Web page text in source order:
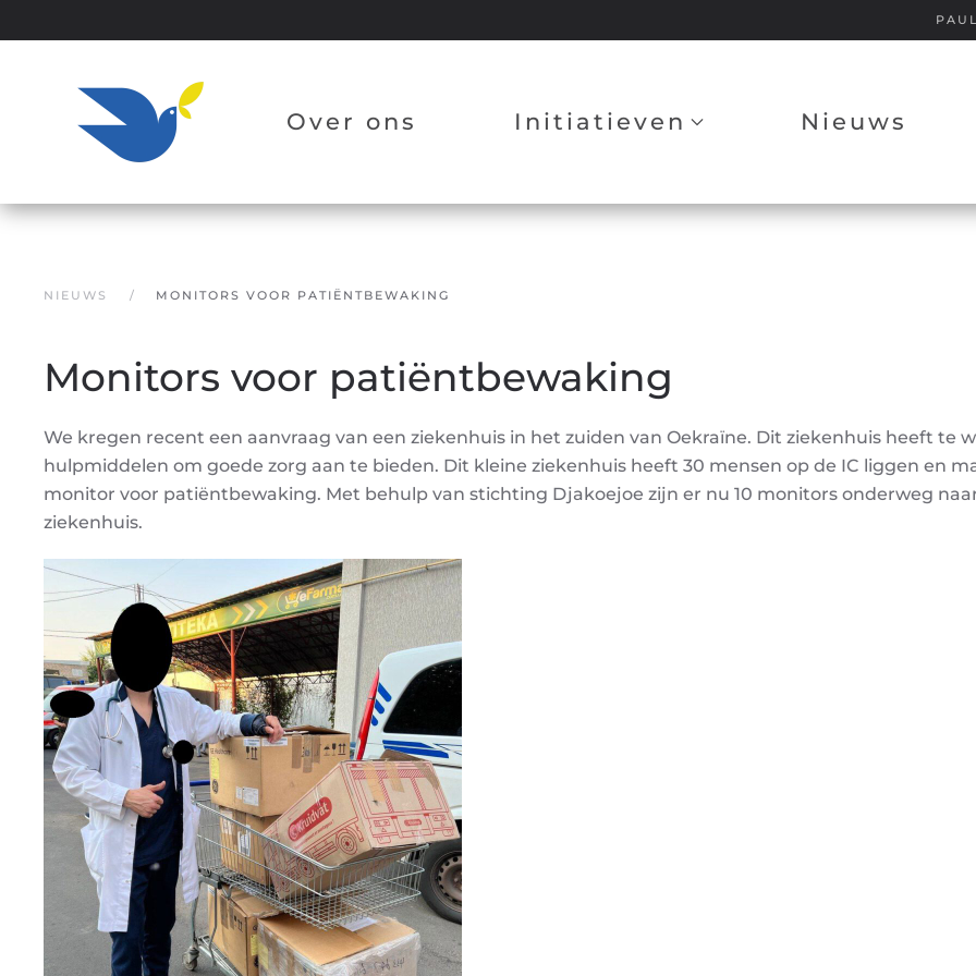
Over ons Initiatieven Nieuws
NIEUWS MONITORS VOOR PATIËNTBEWAKING
Monitors voor patiëntbewaking
We kregen recent een aanvraag van een ziekenhuis in het zuiden van Oekraïne. Dit ziekenhuis heeft te
hulpmiddelen om goede zorg aan te bieden. Dit kleine ziekenhuis heeft 30 mensen op de IC liggen en
monitor voor patiëntbewaking. Met behulp van stichting Djakoejoe zijn er nu 10 monitors onderweg
ziekenhuis.